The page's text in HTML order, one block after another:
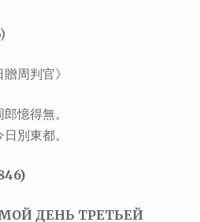
周判官》
憶得無。
別東都。
ДЕНЬ ТРЕТЬЕЙ